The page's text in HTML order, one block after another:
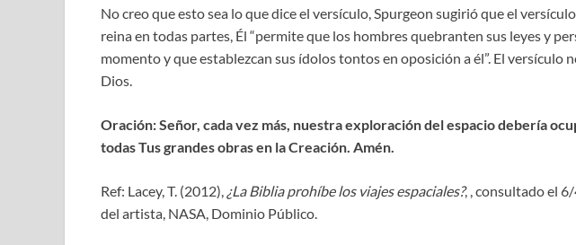
No creo que esto sea lo que dice el versículo, Spurgeon sugirió que el
reina en todas partes, Él “permite que los hombres quebranten sus leyes y
momento y que establezcan sus ídolos tontos en oposición a él”. El versículo
Dios.
Oración: Señor, cada vez más, nuestra exploración del espacio debería
todas Tus grandes obras en la Creación. Amén.
Ref: Lacey, T. (2012), ¿La Biblia prohíbe los viajes espaciales?, , consultado el
del artista, NASA, Dominio Público.